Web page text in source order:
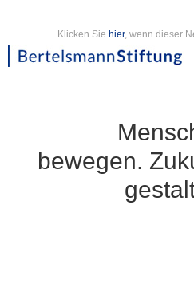
Klicken Sie hier, wenn dieser
bewegen.